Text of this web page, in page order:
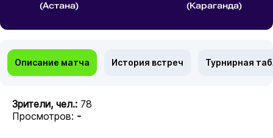
(Астана)
(Караганда)
Описание матча История встреч Турнирная
Зрители, чел.: 78
Просмотров: -